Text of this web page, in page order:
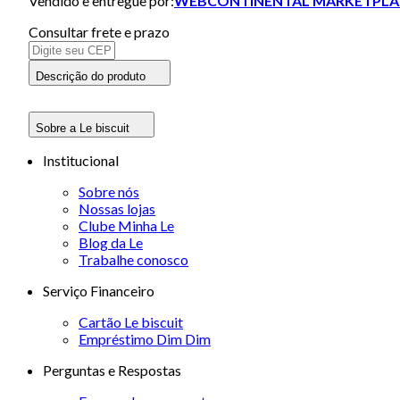
Consultar frete e prazo
Descrição do produto
Sobre a Le biscuit
Institucional
Sobre nós
Nossas lojas
Clube Minha Le
Blog da Le
Trabalhe conosco
Serviço Financeiro
Cartão Le biscuit
Empréstimo Dim Dim
Perguntas e Respostas